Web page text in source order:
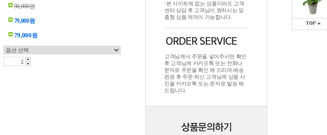
90,000원
79,000원
79,000원
-본 사이트에 없는 상품이라도 고객
센터 상담 후 고객님이 원하시는 맞
춤형 상품 제작이 가능합니다.
고객님께서 주문을 넣어주시면 확인
후 고객님께 카카오톡 또는 전화나
문자로 주문을 확인 해 드리며.배송
완료 후 주문 하신 고객님께 상품 사
진을 카카오톡 또는 문자로 발송 해
드립니다.